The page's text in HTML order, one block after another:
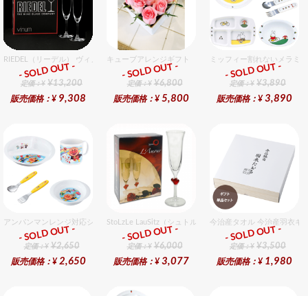
RIEDEL（リーデル） ヴィノム 8 シャンパーニュ 2個入りセット
ギフト
定価：¥ ¥13,200
販売価格：¥ 9,308
- SOLD OUT -
キューブアレンジギフト ピンク
ギフト
定価：¥ ¥6,800
販売価格：¥ 5,800
- SOLD OUT -
ミッフィー割れないメラミ
ギフト
定価：¥ ¥3,890
販売価格：¥ 3,890
- SOLD OUT -
アンパンマンレンジ対応シリーズセット セット販売商品です。
ギフト
定価：¥ ¥2,650
販売価格：¥ 2,650
- SOLD OUT -
StoLzLe LauSitz（シュトルツル ラウンジッツ） アモーレ
ギフト
定価：¥ ¥6,000
販売価格：¥ 3,077
- SOLD OUT -
今治産タオル 今治産羽衣
ギフト
定価：¥ ¥3,500
販売価格：¥ 1,980
- SOLD OUT -